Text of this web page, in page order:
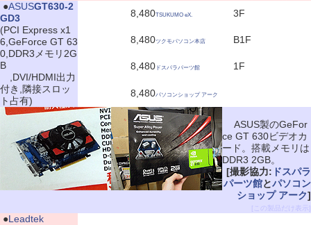
●ASUSGT630-2
GD3
(PCI Express x1
6,GeForce GT 63
0,DDR3メモリ2G
B
,DVI/HDMI出力
付き,隣接スロッ
ト占有)
8,480TSUKUMO eX. 3F
8,480ツクモパソコン本店 B1F
8,480 ドスパラパーツ館 1F
8,480パソコンショップ アーク
ASUS製のGeFor
ce GT 630ビデオカ
ード。搭載メモリは
DDR3 2GB。
[撮影協力: ドスパラ
パーツ館とパソコン
ショップ アーク]
[この製品だけ表示]
●Leadtek